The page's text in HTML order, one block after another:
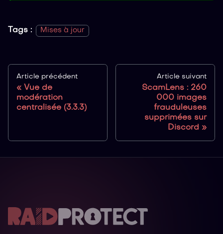
Tags : Mises à jour
Article précédent
Vue de
modération
centralisée (3.3.3)
Article suivant
ScamLens : 260
000 images
frauduleuses
supprimées sur
Discord